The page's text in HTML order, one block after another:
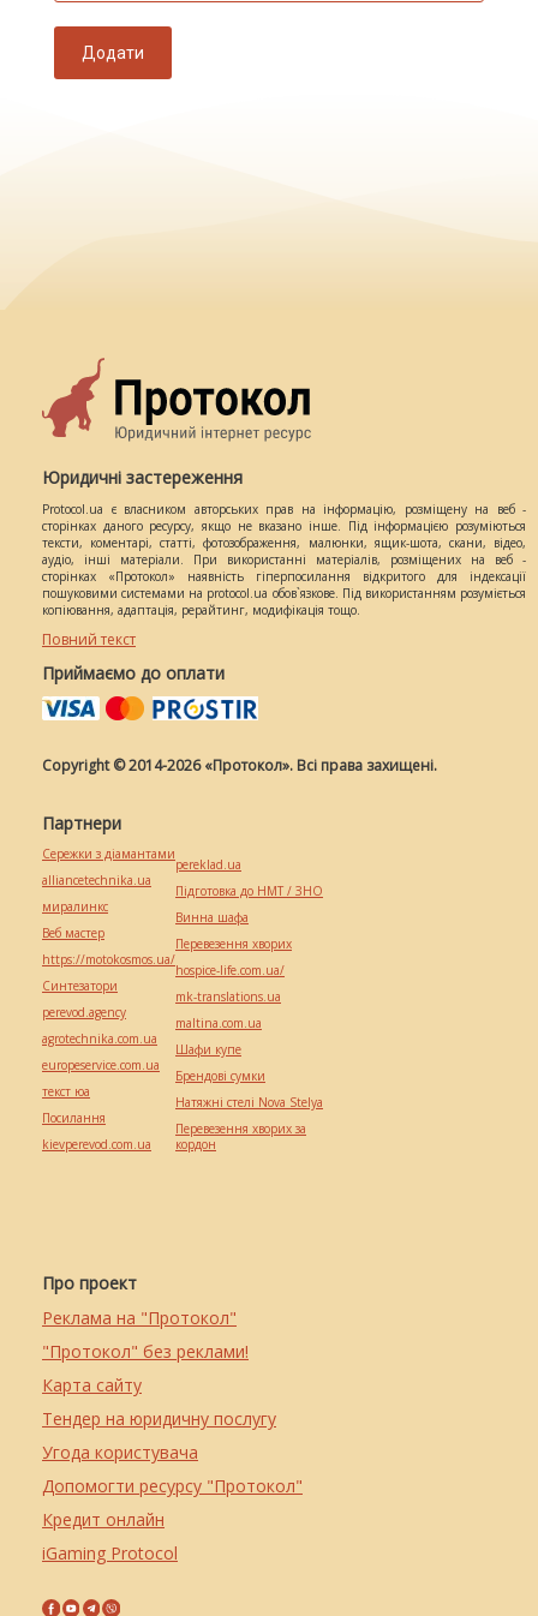
Додати
Юридичні застереження
Protocol.ua є власником авторських прав на інформацію, розміщену на веб -
сторінках даного ресурсу, якщо не вказано інше. Під інформацією розуміються
тексти, коментарі, статті, фотозображення, малюнки, ящик-шота, скани, відео,
аудіо, інші матеріали. При використанні матеріалів, розміщених на веб -
сторінках «Протокол» наявність гіперпосилання відкритого для індексації
пошуковими системами на protocol.ua обов`язкове. Під використанням розуміється
копіювання, адаптація, рерайтинг, модифікація тощо.
Повний текст
Приймаємо до оплати
Copyright © 2014-2026 «Протокол». Всі права захищені.
Про проект
Реклама на "Протокол"
"Протокол" без реклами!
Карта сайту
Тендер на юридичну послугу
Угода користувача
Допомогти ресурсу "Протокол"
Кредит онлайн
iGaming Protocol
Партнери
Сережки з діамантами
alliancetechnika.ua
миралинкс
Веб мастер
https://motokosmos.ua/
Синтезатори
perevod.agency
agrotechnika.com.ua
europeservice.com.ua
текст юа
Посилання
kievperevod.com.ua
pereklad.ua
Підготовка до НМТ / ЗНО
Винна шафа
Перевезення хворих
hospice-life.com.ua/
mk-translations.ua
maltina.com.ua
Шафи купе
Брендові сумки
Натяжні стелі Nova Stelya
Перевезення хворих за
кордон